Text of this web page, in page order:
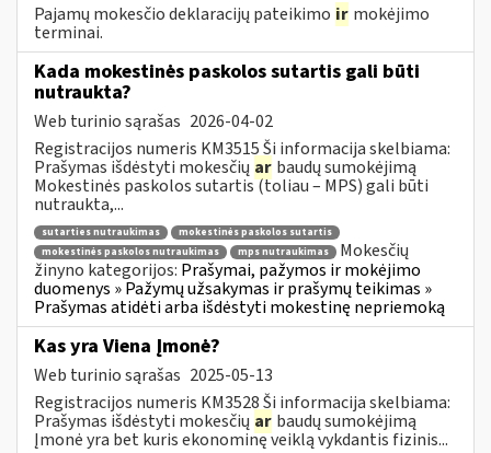
Pajamų mokesčio deklaracijų pateikimo ir mokėjimo
terminai.
Kada mokestinės paskolos sutartis gali būti
nutraukta?
Web turinio sąrašas 2026-04-02
Registracijos numeris KM3515 Ši informacija skelbiama:
Prašymas išdėstyti mokesčių ar baudų sumokėjimą
Mokestinės paskolos sutartis (toliau – MPS) gali būti
nutraukta,...
sutarties nutraukimas
mokestinės paskolos sutartis
mokestinės paskolos nutraukimas
mps nutraukimas
Mokesčių
žinyno kategorijos: Prašymai, pažymos ir mokėjimo
duomenys » Pažymų užsakymas ir prašymų teikimas »
Prašymas atidėti arba išdėstyti mokestinę nepriemoką
Kas yra Viena Įmonė?
Web turinio sąrašas 2025-05-13
Registracijos numeris KM3528 Ši informacija skelbiama:
Prašymas išdėstyti mokesčių ar baudų sumokėjimą
Įmonė yra bet kuris ekonominę veiklą vykdantis fizinis...